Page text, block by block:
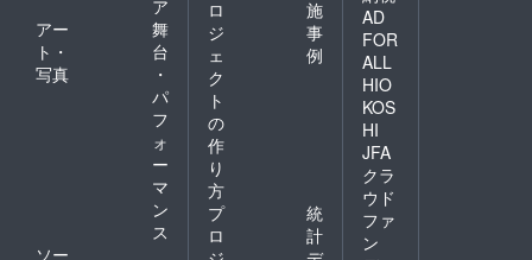
ア
アー
ト・
写真
舞
台
・
パ
フ
ォ
ー
マ
ン
ス
ソー
ロ
ジ
ェ
ク
ト
の
作
り
方
施
事
例
プ
ロ
統
計
AD
FOR
ALL
HIO
KOS
HI
JFA
クラ
ウド
ファ
ン